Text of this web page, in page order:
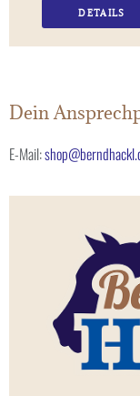
DETAILS
Dein
E-Mail: